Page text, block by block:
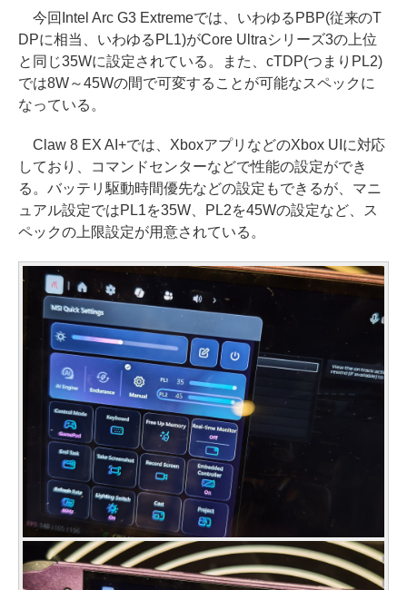
今回Intel Arc G3 Extremeでは、いわゆるPBP(従来のT
DPに相当、いわゆるPL1)がCore Ultraシリーズ3の上位
と同じ35Wに設定されている。また、cTDP(つまりPL2)
では8W～45Wの間で可変することが可能なスペックに
なっている。
Claw 8 EX AI+では、XboxアプリなどのXbox UIに対応
しており、コマンドセンターなどで性能の設定ができ
る。バッテリ駆動時間優先などの設定もできるが、マニ
ュアル設定ではPL1を35W、PL2を45Wの設定など、ス
ペックの上限設定が用意されている。